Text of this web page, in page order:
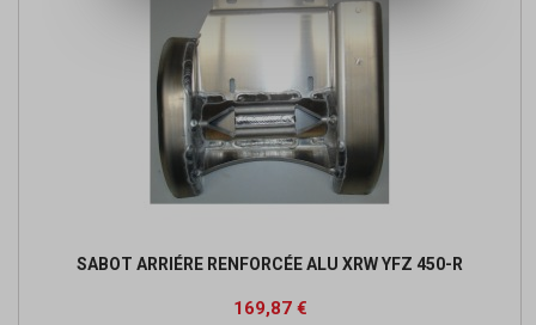
SABOT ARRIÉRE RENFORCÉE ALU XRW YFZ 450-R
Prix
169,87 €Prix